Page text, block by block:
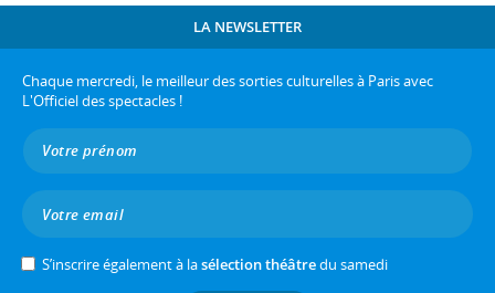
LA NEWSLETTER
Chaque mercredi, le meilleur des sorties culturelles à Paris avec
L'Officiel des spectacles !
S’inscrire également à lasélection théâtredu samedi